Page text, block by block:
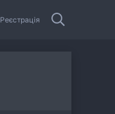
Реєстрація